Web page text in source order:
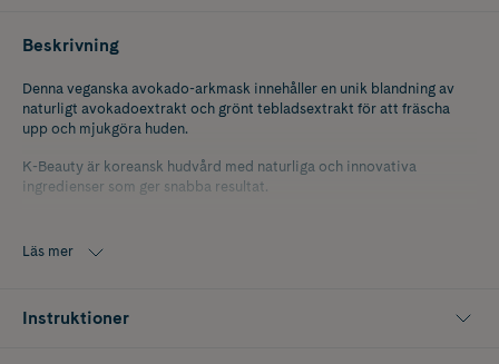
Beskrivning
Denna veganska avokado-arkmask innehåller en unik blandning av
naturligt avokadoextrakt och grönt tebladsextrakt för att fräscha
upp och mjukgöra huden.
K-Beauty är koreansk hudvård med naturliga och innovativa
ingredienser som ger snabba resultat.
Läs mer
Instruktioner